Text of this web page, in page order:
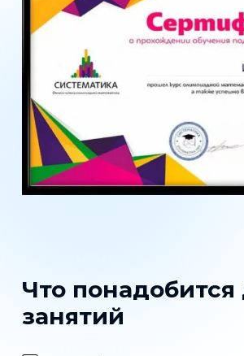
Что понадобится
занятий